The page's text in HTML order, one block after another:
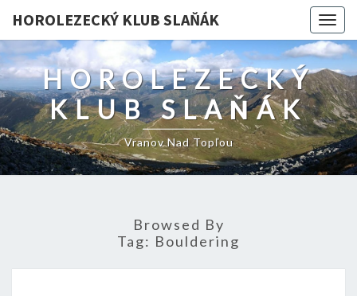
HOROLEZECKÝ KLUB SLAŇÁK
HOROLEZECKÝ
KLUB SLAŇÁK
Vranov Nad Topľou
Browsed By
Tag: Bouldering